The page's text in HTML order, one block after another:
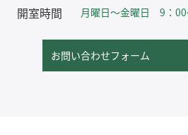
開室時間 月曜日～金曜日 9：00
お問い合わせフォーム